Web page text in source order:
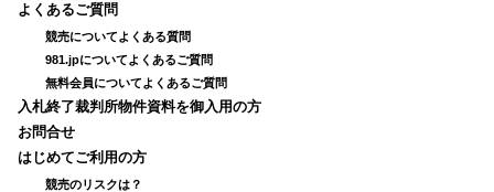
よくあるご質問
競売についてよくある質問
981.jpについてよくあるご質問
無料会員についてよくあるご質問
入札終了裁判所物件資料を御入用の方
お問合せ
はじめてご利用の方
競売のリスクは？